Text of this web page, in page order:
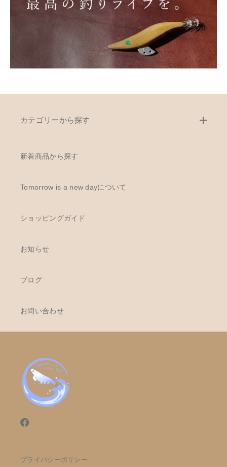
プライバシーポリシー
カテゴリーから探す
新着商品から探す
Tomorrow is a new dayについて
ショッピングガイド
お知らせ
ブログ
お問い合わせ